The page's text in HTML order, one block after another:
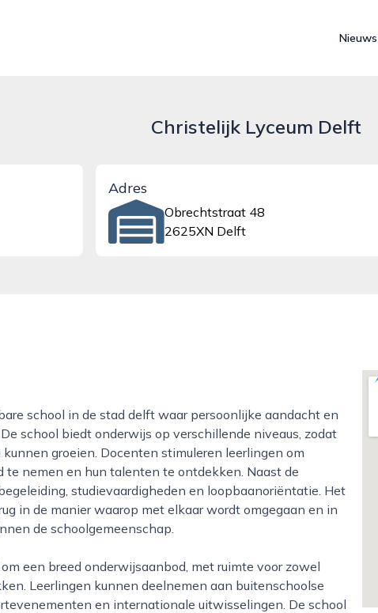
Nieuws
Christelijk Lyceum Delft
Adres
Obrechtstraat 48
2625XN Delft
school biedt onderwijs op verschillende niveaus, zodat
groeien. Docenten stimuleren leerlingen om
nemen en hun talenten te ontdekken. Naast de
studievaardigheden en loopbaanoriëntatie. Het
in de manier waarop met elkaar wordt omgegaan en in
de schoolgemeenschap.
Leerlingen kunnen deelnemen aan buitenschoolse
en internationale uitwisselingen. De school